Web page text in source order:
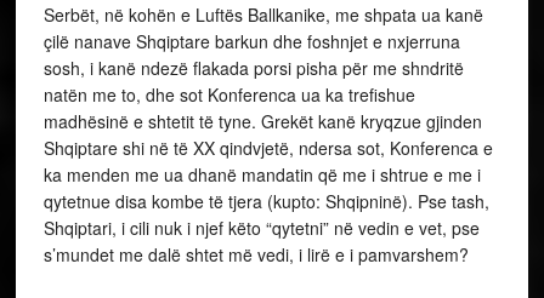
Serbët, në kohën e Luftës Ballkanike, me shpata ua kanë
çilë nanave Shqiptare barkun dhe foshnjet e nxjerruna
sosh, i kanë ndezë flakada porsi pisha për me shndritë
natën me to, dhe sot Konferenca ua ka trefishue
madhësinë e shtetit të tyne. Grekët kanë kryqzue gjinden
Shqiptare shi në të XX qindvjetë, ndersa sot, Konferenca e
ka menden me ua dhanë mandatin që me i shtrue e me i
qytetnue disa kombe të tjera (kupto: Shqipninë). Pse tash,
Shqiptari, i cili nuk i njef këto “qytetni” në vedin e vet, pse
s’mundet me dalë shtet më vedi, i lirë e i pamvarshem?